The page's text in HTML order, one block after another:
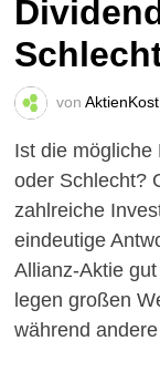
von AktienKost
Ist die mögliche
oder Schlecht?
zahlreiche
eindeutige
Allianz-Aktie
legen großen
während